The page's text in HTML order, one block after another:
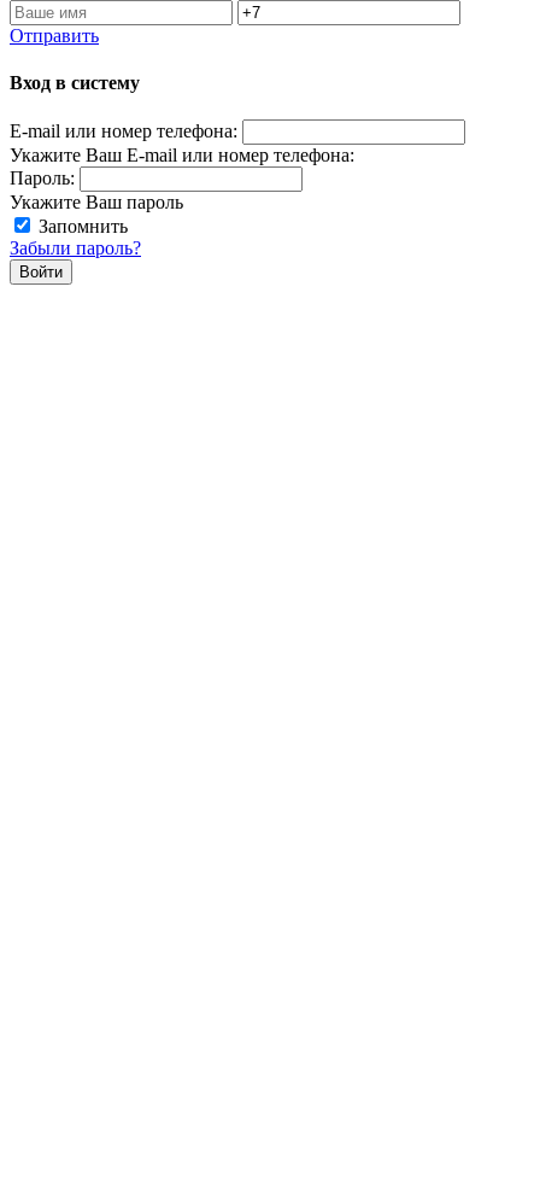
Отправить
Вход в систему
E-mail или номер телефона:
Укажите Ваш E-mail или номер телефона:
Пароль:
Укажите Ваш пароль
Запомнить
Забыли пароль?